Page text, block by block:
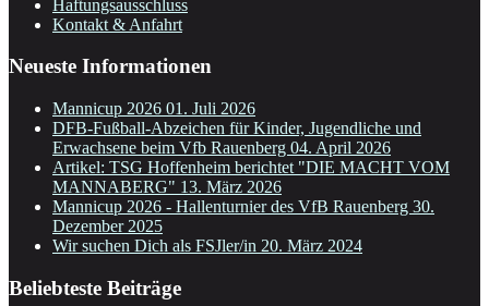
Haftungsausschluss
Kontakt & Anfahrt
Neueste Informationen
Mannicup 2026 01. Juli 2026
DFB-Fußball-Abzeichen für Kinder, Jugendliche und
Erwachsene beim Vfb Rauenberg 04. April 2026
Artikel: TSG Hoffenheim berichtet "DIE MACHT VOM
MANNABERG" 13. März 2026
Mannicup 2026 - Hallenturnier des VfB Rauenberg 30.
Dezember 2025
Wir suchen Dich als FSJler/in 20. März 2024
Beliebteste Beiträge